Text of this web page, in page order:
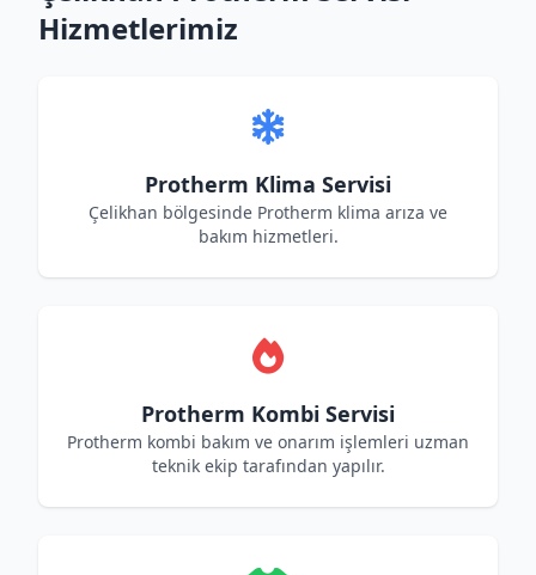
Hizmetlerimiz
Protherm Klima Servisi
Çelikhan bölgesinde Protherm klima arıza ve
bakım hizmetleri.
Protherm Kombi Servisi
Protherm kombi bakım ve onarım işlemleri uzman
teknik ekip tarafından yapılır.